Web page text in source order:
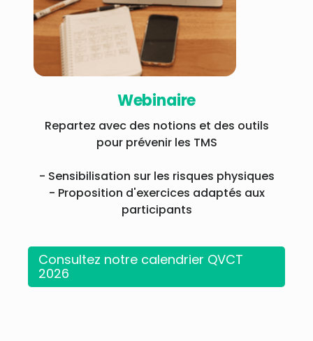
Webinaire
Repartez avec des notions et des outils
pour prévenir les TMS
- Sensibilisation sur les risques physiques
- Proposition d'exercices adaptés aux
participants
Consultez notre calendrier QVCT
2026